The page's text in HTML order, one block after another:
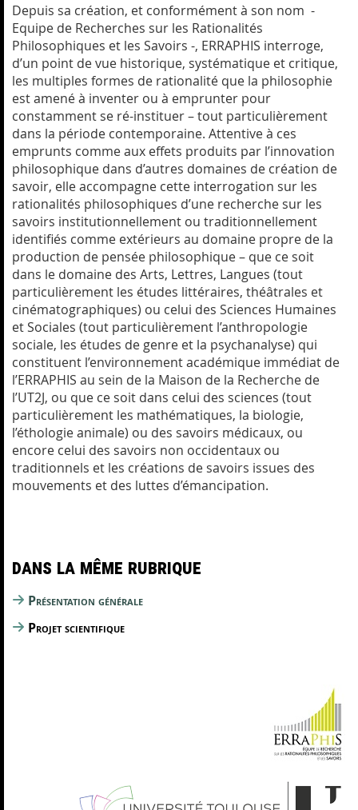
Depuis sa création, et conformément à son nom -
Equipe de Recherches sur les Rationalités
Philosophiques et les Savoirs -, ERRAPHIS interroge,
d’un point de vue historique, systématique et critique,
les multiples formes de rationalité que la philosophie
est amené à inventer ou à emprunter pour
constamment se ré-instituer – tout particulièrement
dans la période contemporaine. Attentive à ces
emprunts comme aux effets produits par l’innovation
philosophique dans d’autres domaines de création de
savoir, elle accompagne cette interrogation sur les
rationalités philosophiques d’une recherche sur les
savoirs institutionnellement ou traditionnellement
identifiés comme extérieurs au domaine propre de la
production de pensée philosophique – que ce soit
dans le domaine des Arts, Lettres, Langues (tout
particulièrement les études littéraires, théâtrales et
cinématographiques) ou celui des Sciences Humaines
et Sociales (tout particulièrement l’anthropologie
sociale, les études de genre et la psychanalyse) qui
constituent l’environnement académique immédiat de
l’ERRAPHIS au sein de la Maison de la Recherche de
l’UT2J, ou que ce soit dans celui des sciences (tout
particulièrement les mathématiques, la biologie,
l’éthologie animale) ou des savoirs médicaux, ou
encore celui des savoirs non occidentaux ou
traditionnels et les créations de savoirs issues des
mouvements et des luttes d’émancipation.
Dans la même rubrique
Présentation générale
Projet scientifique